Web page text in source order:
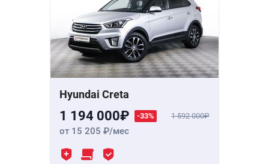
Hyundai Creta
1 194 000 -33% 1 592 000
от 15 205 /мес